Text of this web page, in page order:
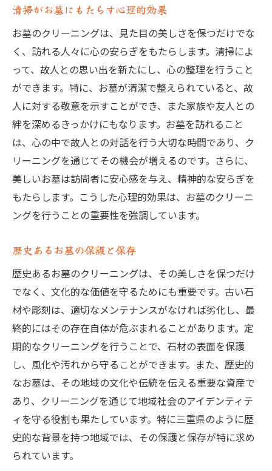
環境に優しいクリーニング剤の選び方
プロの技を活かした安全な施工方法
自然素材を活用したお墓の手入れ術
清掃後の石材保護対策おすすめ
石材を傷めないための注意点
三重県のおすすめお墓クリーニング業者の特徴
地域密着型業者の強みと活用法
口コミで評判の高い業者を見つける方法
アフターサポートが充実した業者を選ぶ
経験豊富な専門業者の選び方
業者が提供する独自のサービス内容
お墓のクリーニングで重視すべき信頼性と実績
実績が信頼性の裏付けとなる理由
信頼できる業者を見極めるポイント
長年の実績を持つ業者の選び方
過去の施工事例から業者を評価する
保証制度が充実した業者を選ぶ理由
信頼性を確認するための質問事項
石材に応じた適切なお墓クリーニングのテクニ
ック
大理石のお墓に最適な清掃方法
花崗岩のクリーニングで注意すべき点
清掃がお墓にもたらす心理的効果
お墓のクリーニングは、見た目の美しさを保つだけでな
く、訪れる人々に心の安らぎをもたらします。清掃によ
って、故人との思い出を新たにし、心の整理を行うこと
ができます。特に、お墓が清潔で整えられていると、故
人に対する敬意を示すことができ、また家族や友人との
絆を深めるきっかけにもなります。お墓を訪れること
は、心の中で故人との対話を行う大切な時間であり、ク
リーニングを通じてその機会が増えるのです。さらに、
美しいお墓は訪問者に安心感を与え、精神的な安らぎを
もたらします。こうした心理的効果は、お墓のクリーニ
ングを行うことの重要性を強調しています。
歴史あるお墓の保護と保存
歴史あるお墓のクリーニングは、その美しさを保つだけ
でなく、文化的な価値を守るためにも重要です。古い石
材や彫刻は、適切なメンテナンスがなければ劣化し、最
終的にはその存在自体が危ぶまれることがあります。定
期的なクリーニングを行うことで、石材の表面を保護
し、風化や汚れから守ることができます。また、歴史的
なお墓は、その地域の文化や伝統を伝える重要な資産で
あり、クリーニングを通じて地域社会のアイデンティテ
ィを守る役割も果たしています。特に三重県のように歴
史的な背景を持つ地域では、その保護と保存が特に求め
られています。